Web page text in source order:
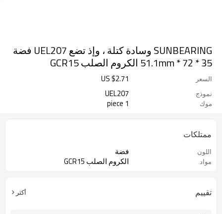
SUNBEARING وسادة كتلة ، وإذ تضع UEL207 فضة
35 * 72 * 51.1mm الكروم الصلب GCR15
السعر US $2.71
نموذج UEL207
موك 1 piece
ممتلكات
اللون فضة
مواد الكروم الصلب GCR15
تقييم أكثر